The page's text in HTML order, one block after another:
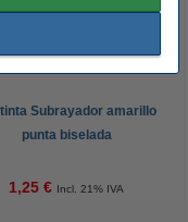
Subrayador amarillo
punta biselada
1,25 € Incl. 21% IVA